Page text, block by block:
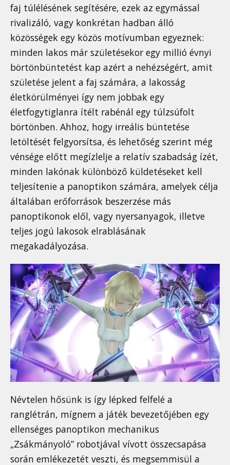
faj túlélésének segítésére, ezek az egymással
rivalizáló, vagy konkrétan hadban álló
közösségek egy közös motívumban egyeznek:
minden lakos már születésekor egy millió évnyi
börtönbüntetést kap azért a nehézségért, amit
születése jelent a faj számára, a lakosság
életkörülményei így nem jobbak egy
életfogytiglanra ítélt rabénál egy túlzsúfolt
börtönben. Ahhoz, hogy irreális büntetése
letöltését felgyorsítsa, és lehetőség szerint még
vénsége előtt megízlelje a relatív szabadság ízét,
minden lakónak különböző küldetéseket kell
teljesítenie a panoptikon számára, amelyek célja
általában erőforrások beszerzése más
panoptikonok elől, vagy nyersanyagok, illetve
teljes jogú lakosok elrablásának
megakadályozása.
Névtelen hősünk is így lépked felfelé a
ranglétrán, mígnem a játék bevezetőjében egy
ellenséges panoptikon mechanikus
„Zsákmányoló” robotjával vívott összecsapása
során emlékezetét veszti, és megsemmisül a